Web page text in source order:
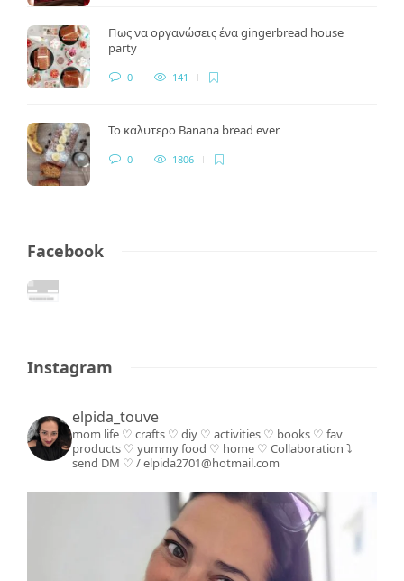
Πως να οργανώσεις ένα gingerbread house
party
0 141
Το καλυτερο Banana bread ever
0 1806
Facebook
Instagram
elpida_touve
mom life ♡ crafts ♡ diy ♡ activities ♡ books ♡ fav
products ♡ yummy food ♡ home ♡ Collaboration ⤵️
send DM ♡ / elpida2701@hotmail.com